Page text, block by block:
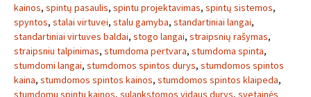
kainos, spintų pasaulis, spintu projektavimas, spintų sistemos,
spyntos, stalai virtuvei, stalu gamyba, standartiniai langai,
standartiniai virtuves baldai, stogo langai, straipsnių rašymas,
straipsniu talpinimas, stumdoma pertvara, stumdoma spinta,
stumdomi langai, stumdomos spintos durys, stumdomos spintos
kaina, stumdomos spintos kainos, stumdomos spintos klaipeda,
stumdomu spintu kainos, sulankstomos vidaus durys, svetainės